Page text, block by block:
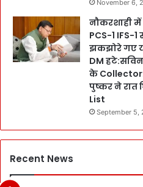
November 6,
नौकरशाही
PCS-1 IFS-
झकझोरे गए
DM हटे:सविन
के
पुष्कर ने रात
List
September 5,
Recent News